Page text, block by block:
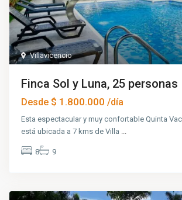
Villavicencio
Finca Sol y Luna, 25 personas
Desde $ 1.800.000/día
Esta espectacular y muy confortable Quinta
está ubicada a 7 kms de Villa ...
8 9